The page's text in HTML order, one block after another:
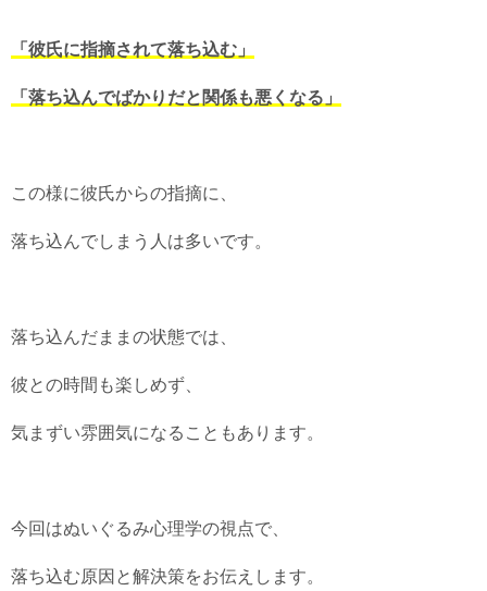
「彼氏に指摘されて落ち込む」
「落ち込んでばかりだと関係も悪くなる」
この様に彼氏からの指摘に、
落ち込んでしまう人は多いです。
落ち込んだままの状態では、
彼との時間も楽しめず、
気まずい雰囲気になることもあります。
今回はぬいぐるみ心理学の視点で、
落ち込む原因と解決策をお伝えします。